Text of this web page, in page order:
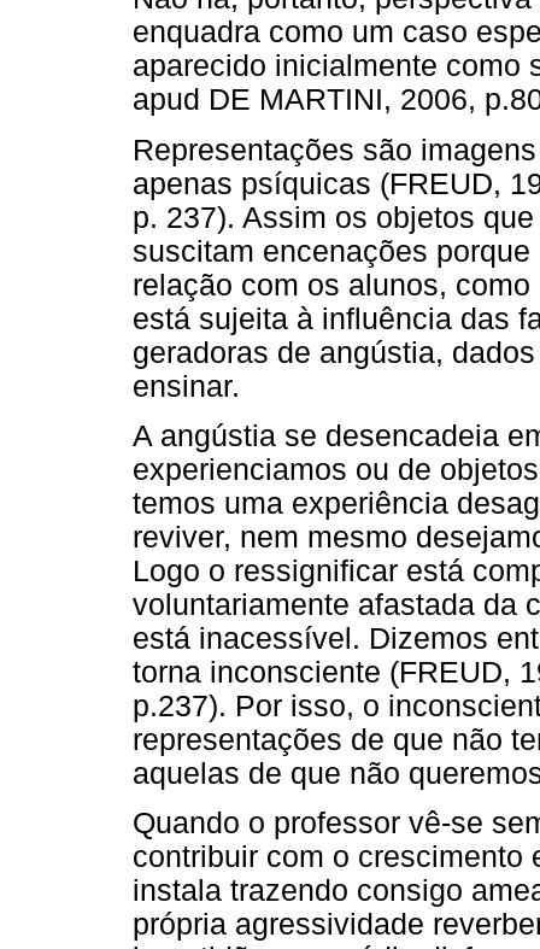
enquadra como um caso
aparecido inicialmente como
apud DE MARTINI, 2006,
Representações são
apenas psíquicas (FREUD,
p. 237). Assim os objetos
suscitam encenações
relação com os alunos,
está sujeita à influência das
geradoras de angústia,
ensinar.
A angústia se desencadeia
experienciamos ou de
temos uma experiência
reviver, nem mesmo
Logo o ressignificar está
voluntariamente afastada da
está inacessível. Dizemos
torna inconsciente (FREUD,
p.237). Por isso, o
representações de que não
aquelas de que não
Quando o professor vê-se
contribuir com o crescimento
instala trazendo consigo
própria agressividade